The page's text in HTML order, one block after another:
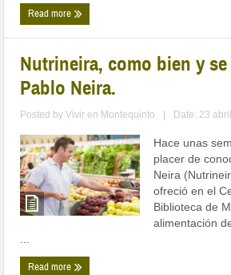
Read more
Nutrineira, como bien y
Pablo Neira.
Posted byVivir en Montequinto Date: 23
Hace unas
placer de
Neira
ofreció en el
Biblioteca de
alimentación
...
Read more